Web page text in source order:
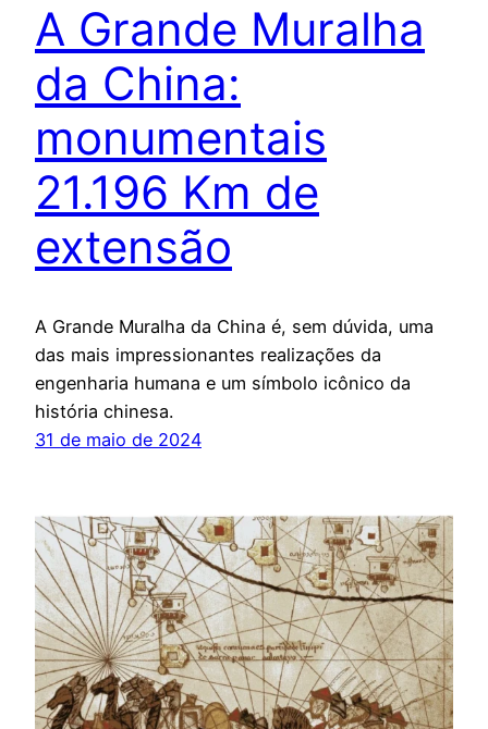
A Grande Muralha
da China:
monumentais
21.196 Km de
extensão
A Grande Muralha da China é, sem dúvida, uma
das mais impressionantes realizações da
engenharia humana e um símbolo icônico da
história chinesa.
31 de maio de 2024